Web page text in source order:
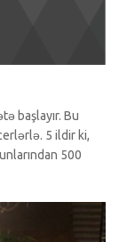
başlayır. Bu
5 ildir ki,
500